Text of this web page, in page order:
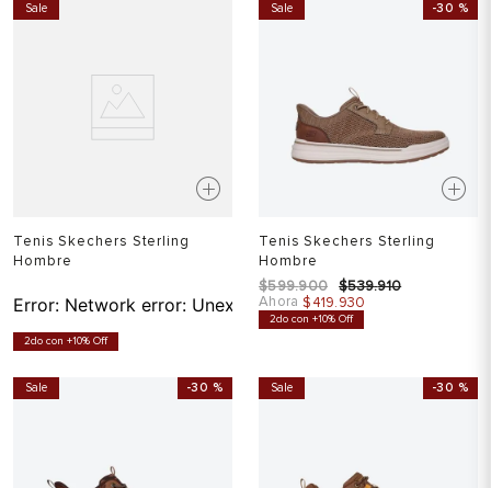
Sale
Tenis Skechers Sterling
Hombre
Error: Network error: Unexpected token T in JSON at
2do con +10% Off
Sale -30 %
Tenis Skechers Sterling
Hombre
$599.900 $539.910
Ahora $419.930
2do con +10% Off
Sale -30 % Sale -30 %